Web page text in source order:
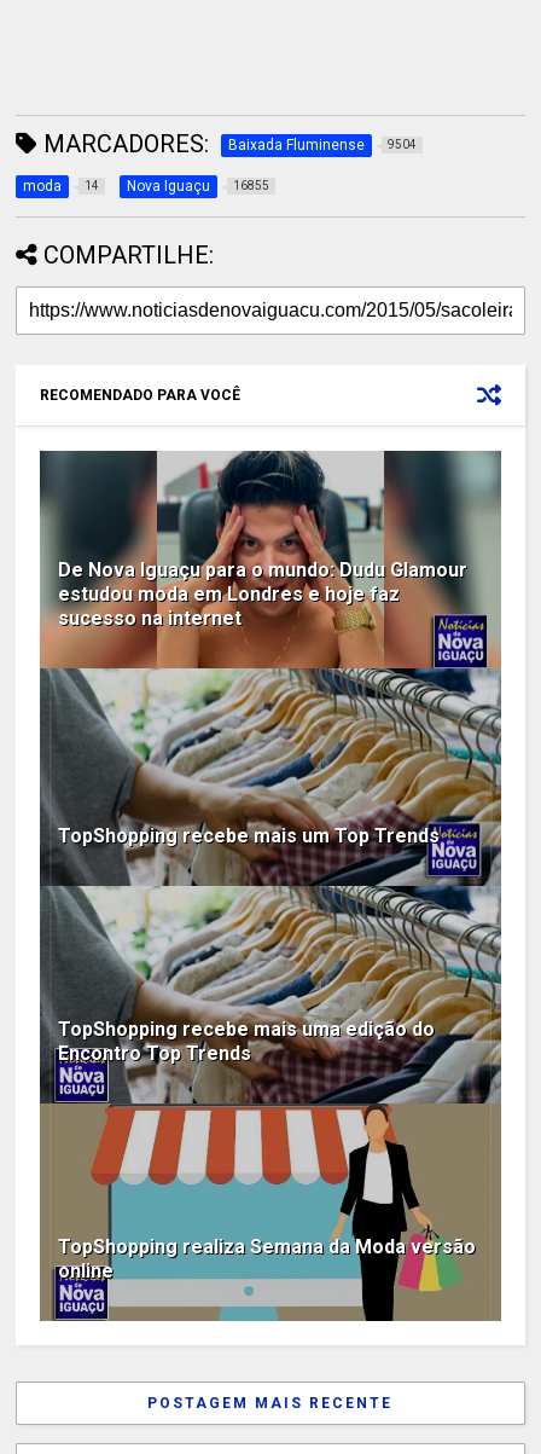
MARCADORES: Baixada Fluminense 9504
moda 14 Nova Iguaçu 16855
COMPARTILHE:
RECOMENDADO PARA VOCÊ
De Nova Iguaçu para o mundo: Dudu Glamour
estudou moda em Londres e hoje faz
sucesso na internet
TopShopping recebe mais um Top Trends
TopShopping recebe mais uma edição do
Encontro Top Trends
TopShopping realiza Semana da Moda versão
online
POSTAGEM MAIS RECENTE